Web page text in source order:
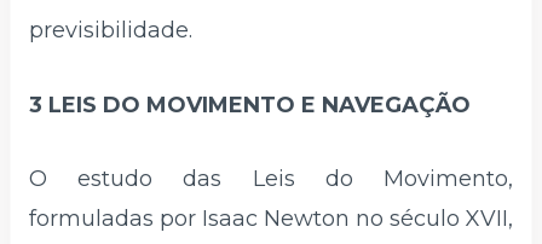
previsibilidade.
3 LEIS DO MOVIMENTO E NAVEGAÇÃO
O estudo das Leis do Movimento,
formuladas por Isaac Newton no século XVII,